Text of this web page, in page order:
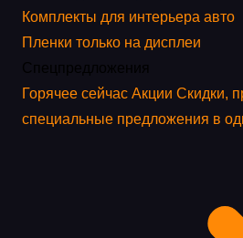
Комплекты для интерьера авто
Пленки только на дисплеи
Горячее сейчас Акции Скидки,
специальные предложения в